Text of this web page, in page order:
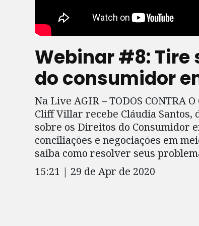
Webinar #8:
do consumidor
Na Live AGIR – TODOS CONTRA
Cliff Villar recebe Cláudia
sobre os Direitos do Consumidor
conciliações e negociações em
saiba como resolver seus
15:21 | 29 de Apr de 2020